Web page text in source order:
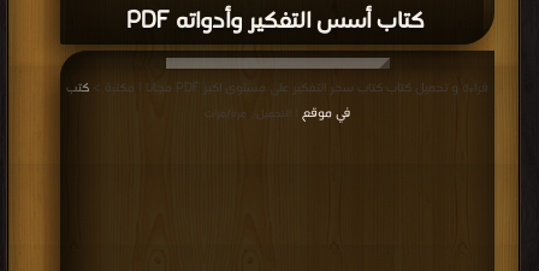
كتاب أسس التفكير وأدواته PDF
قراءة و تحميل كتاب كتاب سحر التفكير على مستوى اكبر PDF مجانا | مكتبة >
كتب
في موقع
| التحميل : مرة/مرات